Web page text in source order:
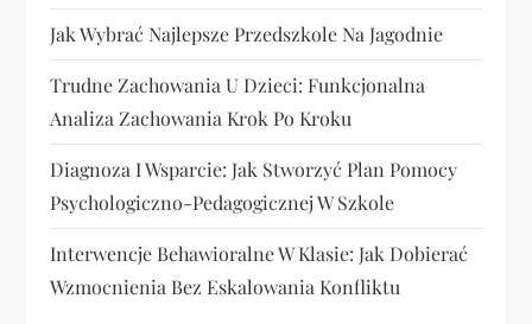
Jak Wybrać Najlepsze Przedszkole Na Jagodnie
Trudne Zachowania U Dzieci: Funkcjonalna
Analiza Zachowania Krok Po Kroku
Diagnoza I Wsparcie: Jak Stworzyć Plan Pomocy
Psychologiczno-Pedagogicznej W Szkole
Interwencje Behawioralne W Klasie: Jak Dobierać
Wzmocnienia Bez Eskalowania Konfliktu